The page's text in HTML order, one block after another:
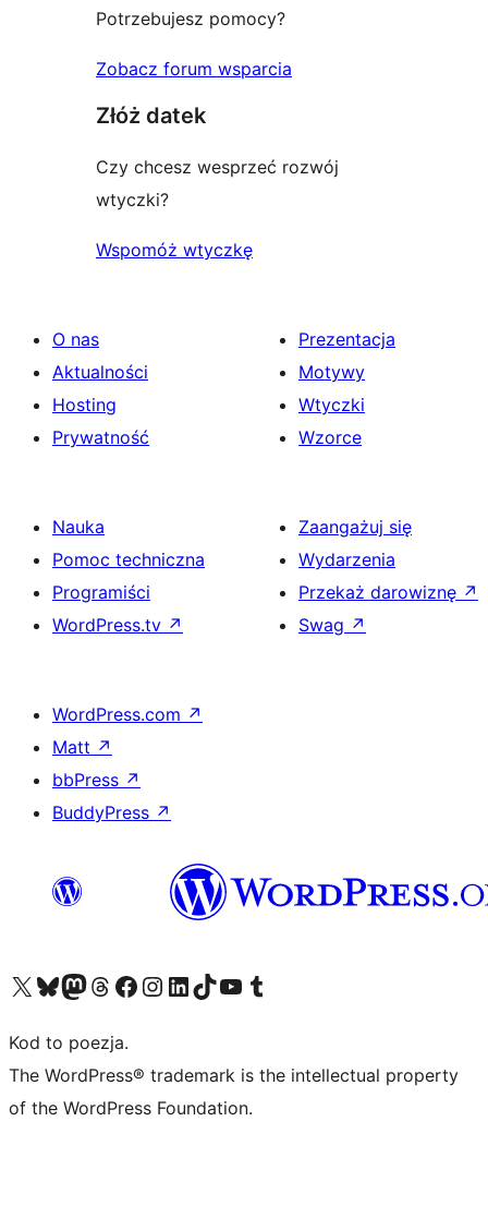
Potrzebujesz pomocy?
Zobacz forum wsparcia
Złóż datek
Czy chcesz wesprzeć rozwój
wtyczki?
Wspomóż wtyczkę
O nas
Aktualności
Hosting
Prywatność
Prezentacja
Motywy
Wtyczki
Wzorce
Nauka
Pomoc techniczna
Programiści
WordPress.tv ↗
Zaangażuj się
Wydarzenia
Przekaż darowiznę ↗
Swag ↗
WordPress.com ↗
Matt ↗
bbPress ↗
BuddyPress ↗
Odwiedź nasze konto X (dawniej Twitter)
Odwiedź nasze konto Bluesky
Odwiedź nasze konto na Mastodoncie
Odwiedź naszego Threadsa
Odwiedź naszego Facebooka
Odwiedź nasze konto na Instagramie
Odwiedź nasze konto na LinkedIn
Odwiedź naszego TikToka
Odwiedź nasz kanał YouTube
Odwiedź naszego Tumblra
Kod to poezja.
The WordPress® trademark is the intellectual property
of the WordPress Foundation.